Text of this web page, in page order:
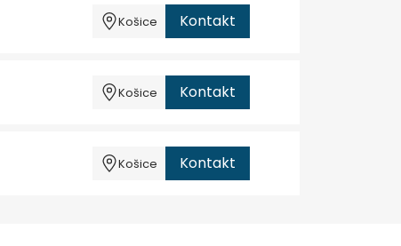
Košice Kontakt
Košice Kontakt
Košice Kontakt